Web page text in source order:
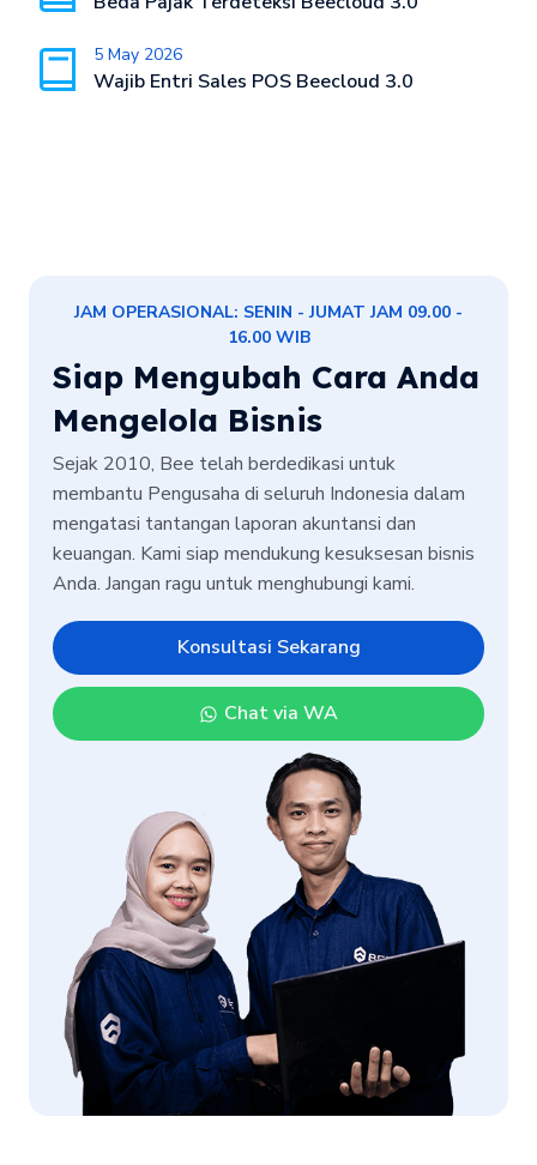
5 May 2026
Wajib Entri Sales POS Beecloud 3.0
JAM OPERASIONAL: SENIN - JUMAT JAM 09.00 -
16.00 WIB
Siap Mengubah Cara Anda
Mengelola Bisnis
Sejak 2010, Bee telah berdedikasi untuk
membantu Pengusaha di seluruh Indonesia dalam
mengatasi tantangan laporan akuntansi dan
keuangan. Kami siap mendukung kesuksesan bisnis
Anda. Jangan ragu untuk menghubungi kami.
Konsultasi Sekarang
Chat via WA